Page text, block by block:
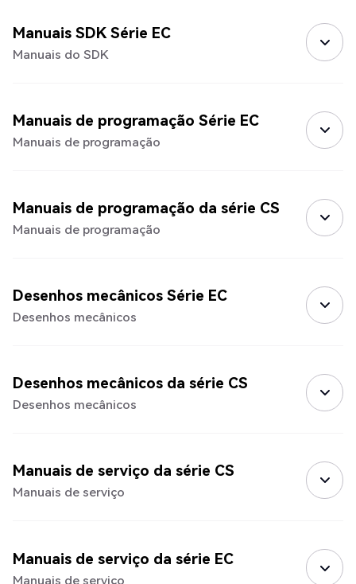
Manuais SDK Série EC
Manuais do SDK
Manuais de programação Série EC
Manuais de programação
Manuais de programação da série CS
Manuais de programação
Desenhos mecânicos Série EC
Desenhos mecânicos
Desenhos mecânicos da série CS
Desenhos mecânicos
Manuais de serviço da série CS
Manuais de serviço
Manuais de serviço da série EC
Manuais de serviço